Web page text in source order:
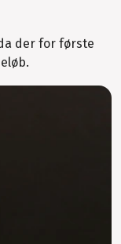
der for første